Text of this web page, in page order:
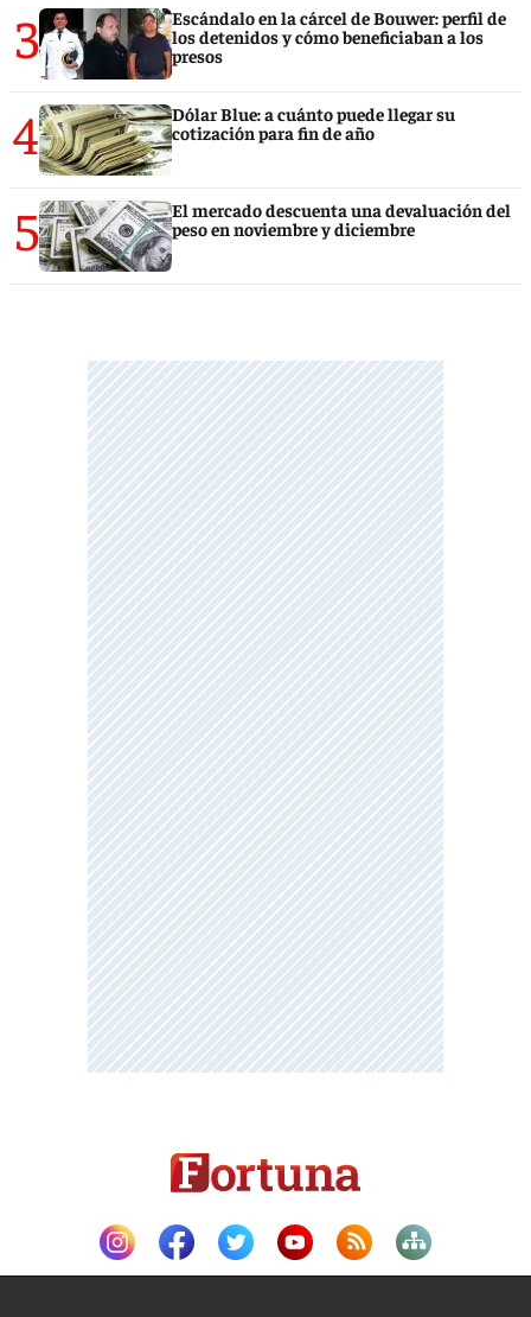
3
Escándalo en la cárcel de Bouwer: perfil de
los detenidos y cómo beneficiaban a los
presos
4
Dólar Blue: a cuánto puede llegar su
cotización para fin de año
5
El mercado descuenta una devaluación del
peso en noviembre y diciembre